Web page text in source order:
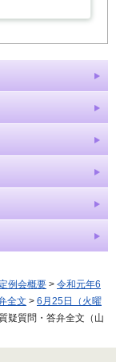
定例会概要 > 令和元年6
全文 > 6月25日（火曜
疑質問・答弁全文（山